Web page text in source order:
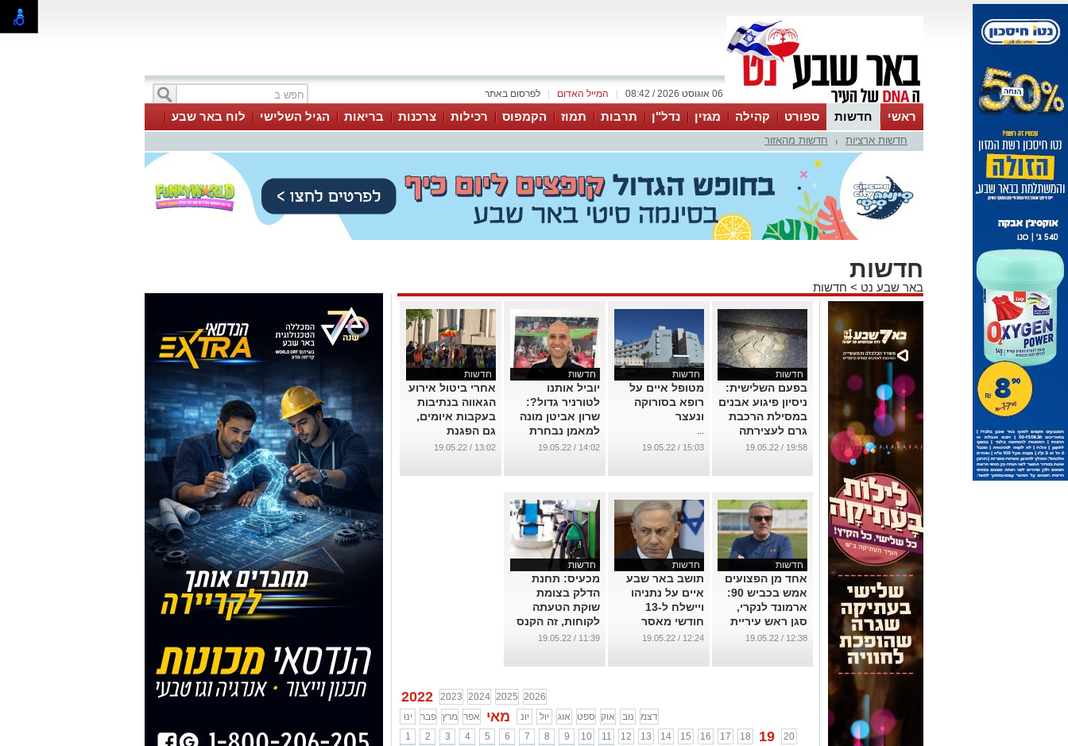
לפרסום באתר המייל האדום 06 אוגוסט 2026 / 08:42
ראשי חדשות ספורט קהילה מגזין נדל"ן תרבות תמוז הקמפוס רכילות צרכנות בריאות הגיל השלישי
לוח באר שבע
עסקים
טיפים והמלצותחדשות ארציות חדשות מהאזור
חדשות
באר שבע נט > חדשות
חדשות
בפעם השלישית:
ניסיון פיגוע אבנים
במסילת הרכבת
גרם לעצירתה
...
19:58 / 19.05.22
חדשות
מטופל איים על
רופא בסורוקה
ונעצר
...
15:03 / 19.05.22
חדשות
יוביל אותנו
לטורניר גדול?:
שרון אביטן מונה
למאמן נבחרת
כדורגל הנשים
14:02 / 19.05.22
חדשות
אחרי ביטול אירוע
הגאווה בנתיבות
בעקבות איומים,
גם הפגנת
הקהילה הגאה לא
...
13:02 / 19.05.22
חדשות
אחד מן הפצועים
אמש בכביש 90:
ארמונד לנקרי,
סגן ראש עיריית
דימונה
12:38 / 19.05.22
חדשות
תושב באר שבע
איים על נתניהו
ויישלח ל-13
חודשי מאסר
...
12:24 / 19.05.22
חדשות
מכעיס: תחנת
הדלק בצומת
שוקת הטעתה
לקוחות, זה הקנס
שהיא שילמה
11:39 / 19.05.22
2022 2023 2024 2025 2026
ינו
פבר מרץ אפר מאי יונ יול אוג ספט אוק נוב
דצמ
1
2 3 4 5 6 7 8 9 10 11 12 13 14 15 16 17 18 19
20